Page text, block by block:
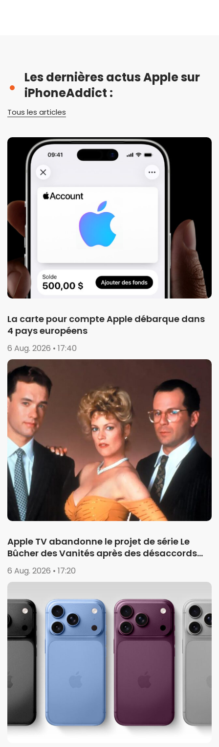
Les dernières actus Apple sur
iPhoneAddict :
Tous les articles
La carte pour compte Apple débarque dans
4 pays européens
6 Aug. 2026 • 17:40
Apple TV abandonne le projet de série Le
Bûcher des Vanités après des désaccords
créatifs
6 Aug. 2026 • 17:20